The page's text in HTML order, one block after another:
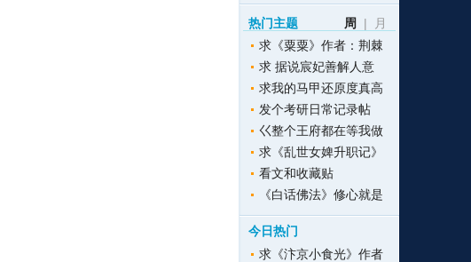
周 | 月
热门主题
求《粟粟》作者：荆棘
求 据说宸妃善解人意
求我的马甲还原度真高
发个考研日常记录帖
巜整个王府都在等我做
求《乱世女婢升职记》
看文和收藏贴
《白话佛法》修心就是
今日热门
求《汴京小食光》作者